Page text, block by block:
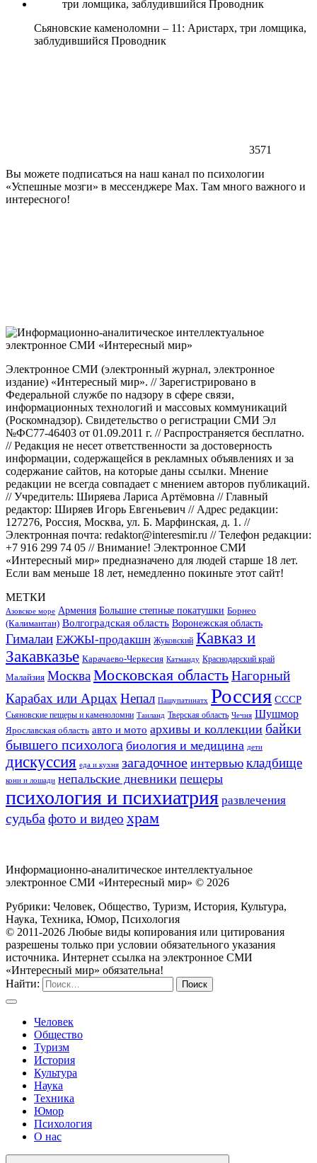
Сьяновские каменоломни – 11: Аристарх, три ломщика,
заблудившийся Проводник
3571
Вы можете подписаться на наш канал по психологии
«Успешные мозги» в мессенджере Max. Там много важного и
интересного!
Электронное СМИ (электронный журнал, электронное
издание) «Интересный мир». // Зарегистрировано в
Федеральной службе по надзору в сфере связи,
информационных технологий и массовых коммуникаций
(Роскомнадзор). Свидетельство о регистрации СМИ Эл
№ФС77-46403 от 01.09.2011 г. // Распространяется бесплатно.
// Редакция не несет ответственности за достоверность
информации, содержащейся в рекламных объявлениях и за
содержание сайтов, на которые даны ссылки. Мнение
редакции не всегда совпадает с мнением авторов публикаций.
// Учредитель: Ширяева Лариса Артёмовна // Главный
редактор: Ширяев Игорь Евгеньевич // Адрес редакции:
127276, Россия, Москва, ул. Б. Марфинская, д. 1. //
Электронная почта: redaktor@interesmir.ru // Телефон редакции:
+7 916 299 74 05 // Внимание! Электронное СМИ
«Интересный мир» предназначено для людей старше 18 лет.
Если вам меньше 18 лет, немедленно покиньте этот сайт!
МЕТКИ
Азовское море Армения Большие степные покатушки Борнео
(Калимантан) Волгоградская область Воронежская область
Гималаи ЕЖЖЫ-продакшн Жуковский Кавказ и
Закавказье Карачаево-Черкесия Катманду Краснодарский край
Малайзия МоскваМосковская областьНагорный
Карабах или Арцах Непал Пашупатинатх Россия СССР
Сьяновские пещеры и каменоломни Таиланд Тверская область Чечня Шушмор
Ярославская область авто и мото архивы и коллекции байки
бывшего психолога биология и медицина дети
дискуссия еда и кухня загадочное интервью кладбище
кони и лошади непальские дневники пещеры
психология и психиатрия развлечения
судьба фото и видео храм
Информационно-аналитическое интеллектуальное
электронное СМИ «Интересный мир» © 2026
Рубрики: Человек, Общество, Туризм, История, Культура,
Наука, Техника, Юмор, Психология
© 2011-2026 Любые виды копирования или цитирования
разрешены только при условии обязательного указания
источника. Интернет ссылка на электронное СМИ
«Интересный мир» обязательна!
Найти:
Человек
Общество
Туризм
История
Культура
Наука
Техника
Юмор
Психология
О нас